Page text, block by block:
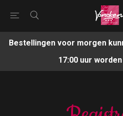
Bestellingen voor morgen
17:00 uur